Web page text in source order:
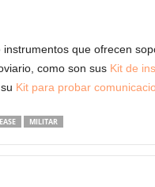
que ofrecen
como son sus Kit de
Kit para probar
MILITAR